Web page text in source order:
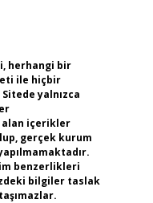
herhangi bir
ile hiçbir
yalnızca
alan içerikler
gerçek kurum
benzerlikleri
bilgiler taslak